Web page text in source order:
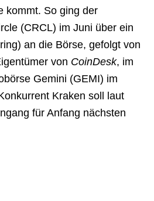
kommt. So ging der
(CRCL) im Juni über ein
an die Börse, gefolgt von
von CoinDesk, im
Gemini (GEMI) im
Kraken soll laut
für Anfang nächsten